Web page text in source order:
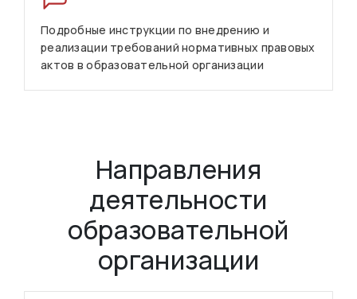
Подробные инструкции по внедрению и
реализации требований нормативных правовых
актов в образовательной организации
Направления
деятельности
образовательной
организации